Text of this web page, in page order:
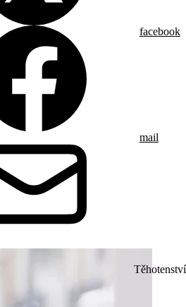
facebook
mail
Těhotenství